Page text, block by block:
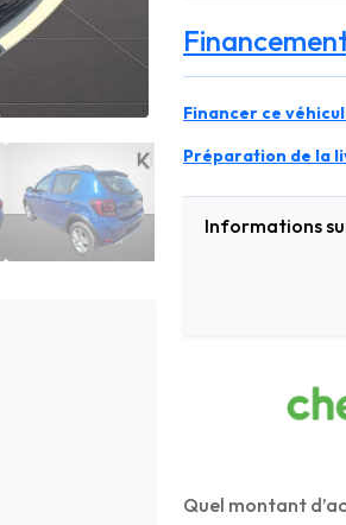
Financer ce
Préparation de la
Informations
Quel montant